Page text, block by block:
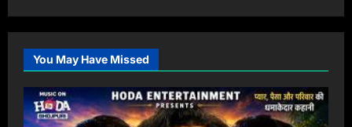
You May Have Missed